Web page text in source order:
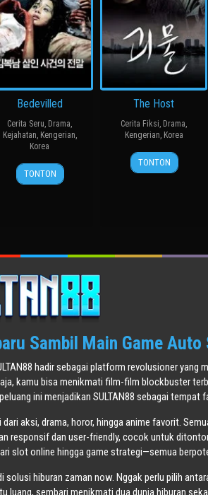
Bedevilled
Cerita Seru Drama
Kejahatan Kengerian
Korea
19
Aug
장
철
TONTON
The Host
Cerita Fiksi Drama
Kengerian Korea
27
Jul
봉
준
TONTON
Sambil Main Game Auto
hadir sebagai platform revolusioner yang
kamu bisa menikmati film-film blockbuster
ini menjadikan SULTAN88 sebagai
aksi, drama, horor, hingga anime favorit.
responsif dan user-friendly, cocok untuk
slot online hingga game strategi—semua
solusi hiburan zaman now. Nggak perlu pilih
sembari menikmati dua dunia hiburan